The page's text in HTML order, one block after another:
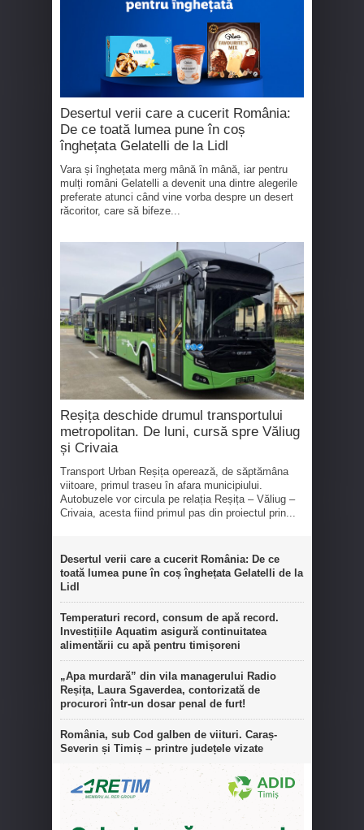
Desertul verii care a cucerit România:
De ce toată lumea pune în coș
înghețata Gelatelli de la Lidl
Vara și înghețata merg mână în mână, iar pentru
mulți români Gelatelli a devenit una dintre alegerile
preferate atunci când vine vorba despre un desert
răcoritor, care să bifeze...
Reșița deschide drumul transportului
metropolitan. De luni, cursă spre Văliug
și Crivaia
Transport Urban Reșița operează, de săptămâna
viitoare, primul traseu în afara municipiului.
Autobuzele vor circula pe relația Reșița – Văliug –
Crivaia, acesta fiind primul pas din proiectul prin...
Desertul verii care a cucerit România: De ce
toată lumea pune în coș înghețata Gelatelli de la
Lidl
Temperaturi record, consum de apă record.
Investițiile Aquatim asigură continuitatea
alimentării cu apă pentru timișoreni
„Apa murdară” din vila managerului Radio
Reșița, Laura Sgaverdea, contorizată de
procurori într-un dosar penal de furt!
România, sub Cod galben de viituri. Caraș-
Severin și Timiș – printre județele vizate